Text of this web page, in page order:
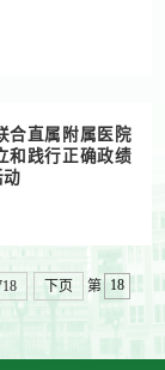
合直属附属医院
和践行正确政绩
下页
第